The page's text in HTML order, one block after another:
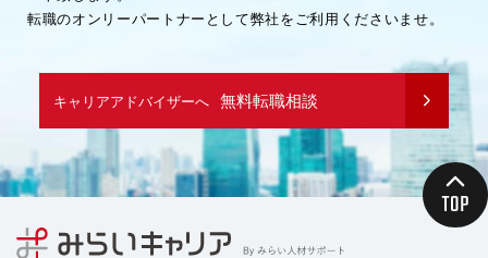
転職のオンリーパートナーとして弊社をご利用くださいませ。
キャリアアドバイザーへ 無料転職相談